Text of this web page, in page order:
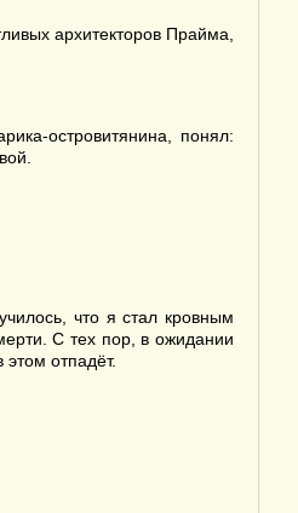
архитекторов Прайма,
островитянина, понял:
что я стал кровным
С тех пор, в ожидании
отпадёт.